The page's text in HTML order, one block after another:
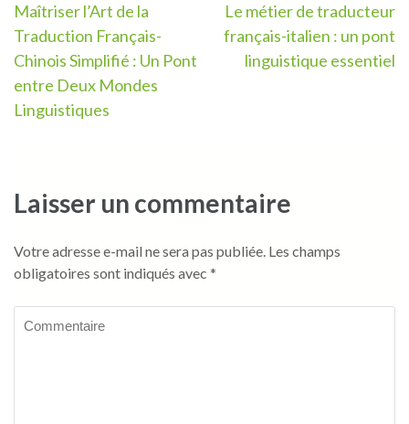
Navigation
de
l’article
Maîtriser l’Art de la
Traduction Français-
Chinois Simplifié : Un Pont
entre Deux Mondes
Linguistiques
Le métier de traducteur
français-italien : un pont
linguistique essentiel
Laisser un commentaire
Votre adresse e-mail ne sera pas publiée. Les champs
obligatoires sont indiqués avec *